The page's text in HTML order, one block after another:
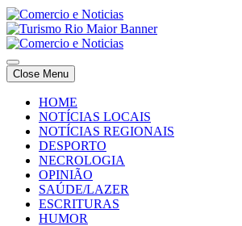
Comercio e Noticias
Notícias e Publicidade Online
Comercio e Noticias
Notícias e Publicidade Online
Close Menu
HOME
NOTÍCIAS LOCAIS
NOTÍCIAS REGIONAIS
DESPORTO
NECROLOGIA
OPINIÃO
SAÚDE/LAZER
ESCRITURAS
HUMOR